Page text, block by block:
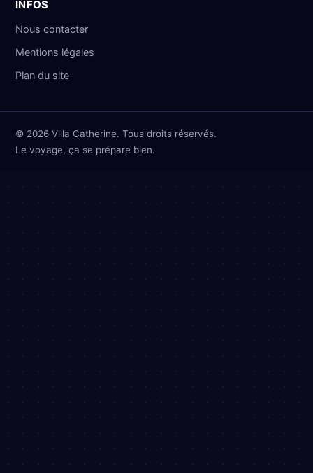
INFOS
Nous contacter
Mentions légales
Plan du site
© 2026 Villa Catherine. Tous droits réservés.
Le voyage, ça se prépare bien.